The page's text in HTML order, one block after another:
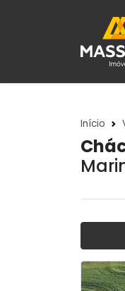
Início